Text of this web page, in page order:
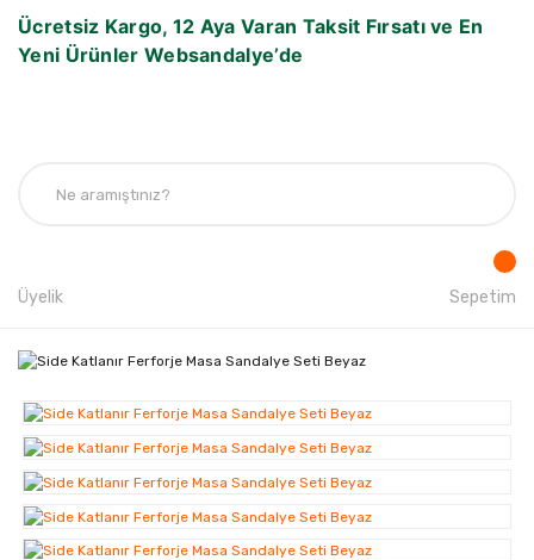
Ücretsiz Kargo, 12 Aya Varan Taksit Fırsatı ve En
Yeni Ürünler Websandalye’de
Üyelik Sepetim